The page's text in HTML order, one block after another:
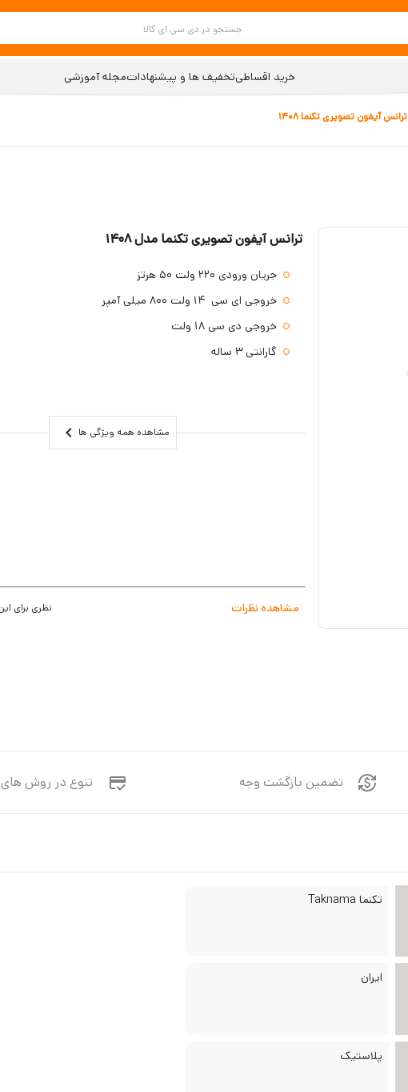
خرید اقساطیتخفیف ها و پیشنهاداتمجله آموزشی
ترانس آیفون تصویری تکنما 1408
ترانس آیفون تصویری تکنما مدل 1408
جریان ورودی 220 ولت 50 هرتز
خروجی ای سی 14 ولت 800 میلی آمپر
خروجی دی سی 18 ولت
گارانتی 3 ساله
مشاهده همه ویژگی ها
مشاهده نظرات نظری برای
تضمین بازگشت وجه تنوع در روش
تکنما Taknama
ایران
پلاستیک